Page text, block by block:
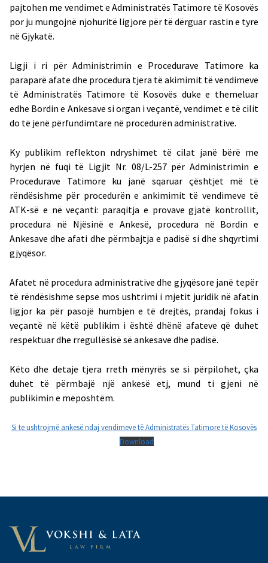
pajtohen me vendimet e Administratës Tatimore të Kosovës
por ju mungojnë njohuritë ligjore për të dërguar rastin e tyre
në Gjykatë.
Ligji i ri për Administrimin e Procedurave Tatimore ka
paraparë afate dhe procedura tjera të akimimit të vendimeve
të Administratës Tatimore të Kosovës duke e themeluar
edhe Bordin e Ankesave si organ i veçantë, vendimet e të cilit
do të jenë përfundimtare në procedurën administrative.
Ky publikim reflekton ndryshimet të cilat janë bërë me
hyrjen në fuqi të Ligjit Nr. 08/L-257 për Administrimin e
Procedurave Tatimore ku janë sqaruar çështjet më të
rëndësishme për procedurën e ankimimit të vendimeve të
ATK-së e në veçanti: paraqitja e provave gjatë kontrollit,
procedura në Njësinë e Ankesë, procedura në Bordin e
Ankesave dhe afati dhe përmbajtja e padisë si dhe shqyrtimi
gjyqësor.
Afatet në procedura administrative dhe gjyqësore janë tepër
të rëndësishme sepse mos ushtrimi i mjetit juridik në afatin
ligjor ka për pasojë humbjen e të drejtës, prandaj fokus i
veçantë në këtë publikim i është dhënë afateve që duhet
respektuar dhe rregullësisë së ankesave dhe padisë.
Këto dhe detaje tjera rreth mënyrës se si përpilohet, çka
duhet të përmbajë një ankesë etj, mund ti gjeni në
publikimin e mëposhtëm.
Si te ushtrojmë ankesë ndaj vendimeve të Administratës Tatimore të Kosovës
Download